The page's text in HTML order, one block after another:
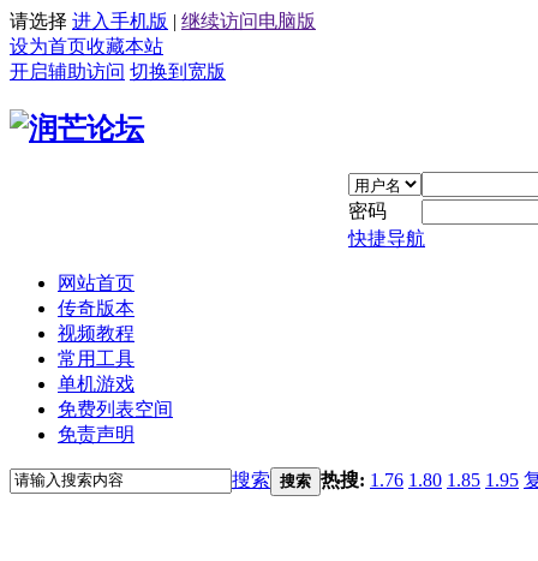
请选择 进入手机版 | 继续访问电脑版
设为首页收藏本站
开启辅助访问 切换到宽版
密码
快捷导航
网站首页
传奇版本
视频教程
常用工具
单机游戏
免费列表空间
免责声明
搜索 搜索 热搜: 1.76 1.80 1.85 1.95